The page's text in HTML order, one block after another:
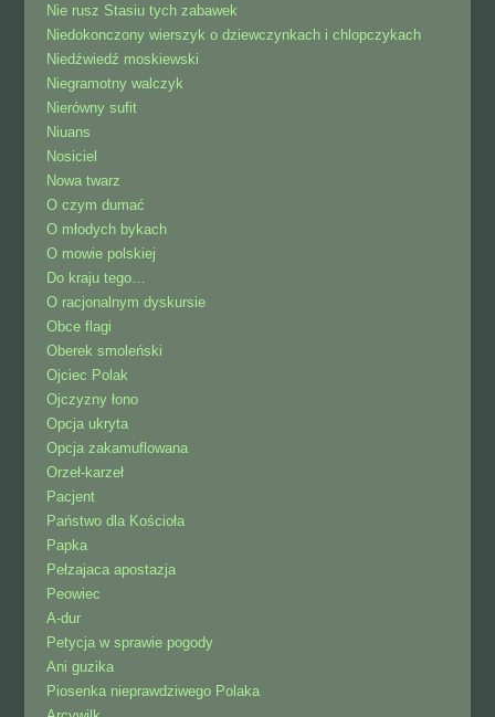
Nie rusz Stasiu tych zabawek
Niedokonczony wierszyk o dziewczynkach i chlopczykach
Niedźwiedź moskiewski
Niegramotny walczyk
Nierówny sufit
Niuans
Nosiciel
Nowa twarz
O czym dumać
O młodych bykach
O mowie polskiej
Do kraju tego…
O racjonalnym dyskursie
Obce flagi
Oberek smoleński
Ojciec Polak
Ojczyzny łono
Opcja ukryta
Opcja zakamuflowana
Orzeł-karzeł
Pacjent
Państwo dla Kościoła
Papka
Pełzajaca apostazja
Peowiec
A-dur
Petycja w sprawie pogody
Ani guzika
Piosenka nieprawdziwego Polaka